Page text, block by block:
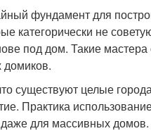
фундамент для
категорически не
под дом. Такие
домиков.
существуют целые
Практика
для массивных домов.